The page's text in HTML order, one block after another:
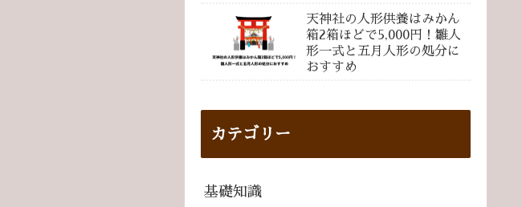
天神社の人形供養はみかん
箱2箱ほどで5,000円！雛人
形一式と五月人形の処分に
おすすめ
カテゴリー
基礎知識